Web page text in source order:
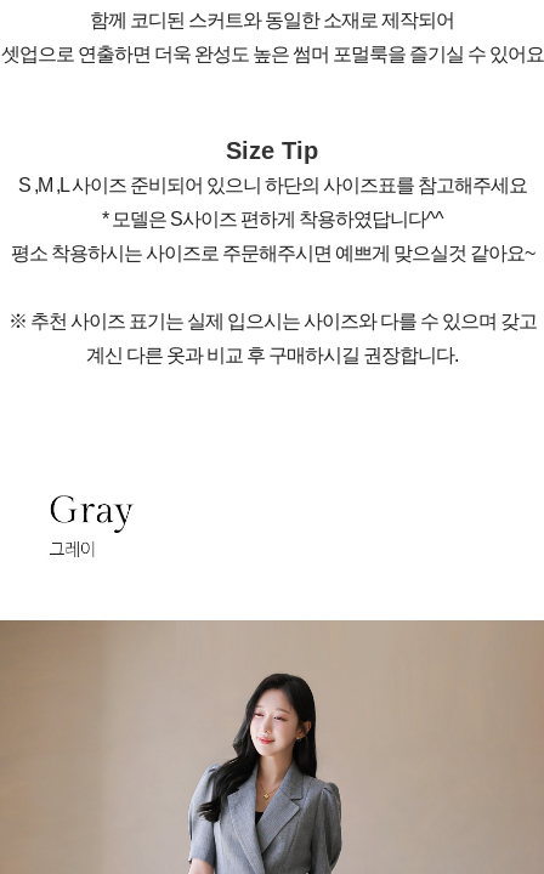
함께 코디된 스커트와 동일한 소재로 제작되어
셋업으로 연출하면 더욱 완성도 높은 썸머 포멀룩을 즐기실 수 있어요
Size Tip
S ,M ,L 사이즈 준비되어 있으니 하단의 사이즈표를 참고해주세요
* 모델은 S사이즈 편하게 착용하였답니다^^
평소 착용하시는 사이즈로 주문해주시면 예쁘게 맞으실것 같아요~
※ 추천 사이즈 표기는 실제 입으시는 사이즈와 다를 수 있으며 갖고
계신 다른 옷과 비교 후 구매하시길 권장합니다.